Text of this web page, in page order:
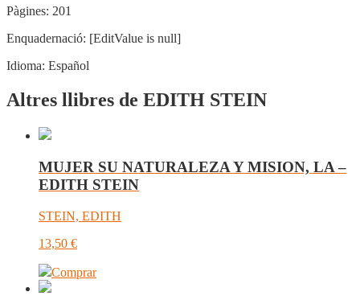
Pàgines: 201
Enquadernació: [EditValue is null]
Idioma: Español
Altres llibres de EDITH STEIN
MUJER SU NATURALEZA Y MISION, LA –
EDITH STEIN
STEIN, EDITH
13,50 €
Comprar